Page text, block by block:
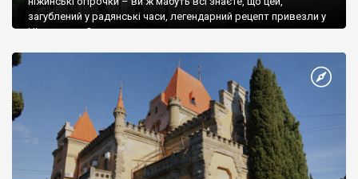
загублений у радянські часи, легендарний рецепт привезли у
Ніжин греки?